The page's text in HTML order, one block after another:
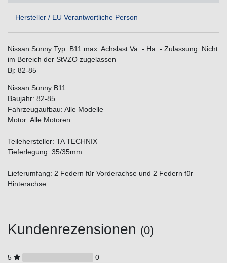
Hersteller / EU Verantwortliche Person
Nissan Sunny Typ: B11 max. Achslast Va: - Ha: - Zulassung: Nicht
im Bereich der StVZO zugelassen
Bj: 82-85
Nissan Sunny B11
Baujahr: 82-85
Fahrzeugaufbau: Alle Modelle
Motor: Alle Motoren
Teilehersteller: TA TECHNIX
Tieferlegung: 35/35mm
Lieferumfang: 2 Federn für Vorderachse und 2 Federn für
Hinterachse
Kundenrezensionen (0)
5
0